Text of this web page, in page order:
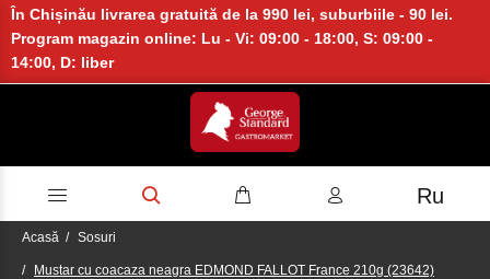
În Chișinău livrarea gratuită de la 990 lei, suburbiile - 90 lei.
Program magazin online: Lu - Vi: 09:00 - 18:00, S: 09:00 -
14:00, D: liber
Ru
Acasă Sosuri
Mustar cu coacaza neagra EDMOND FALLOT France 210g (23642)